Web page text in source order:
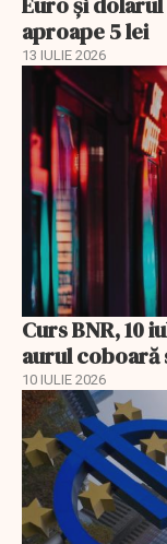
aproape 5 lei
13 IULIE 2026
Curs BNR, 10
aurul coboară
10 IULIE 2026